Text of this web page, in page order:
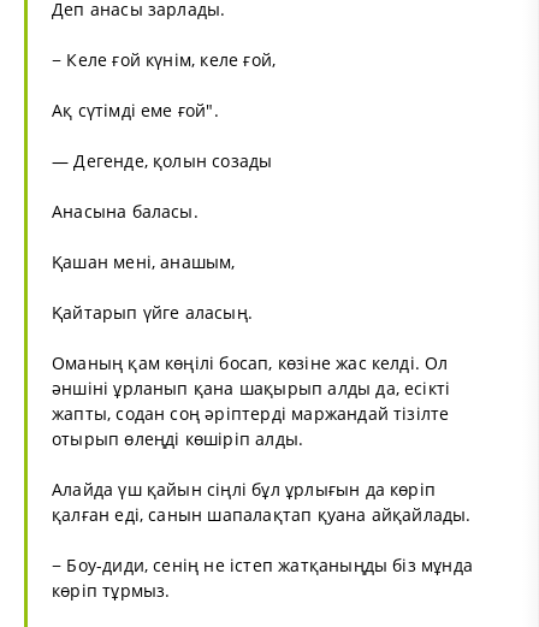
Деп анасы зарлады.
− Келе ғой күнім, келе ғой,
Ақ сүтімді еме ғой".
— Дегенде, қолын созады
Анасына баласы.
Қашан мені, анашым,
Қайтарып үйге аласың.
Оманың қам көңілі босап, көзіне жас келді. Ол
әншіні ұрланып қана шақырып алды да, есікті
жапты, содан соң әріптерді маржандай тізілте
отырып өлеңді көшіріп алды.
Алайда үш қайын сіңлі бұл ұрлығын да көріп
қалған еді, санын шапалақтап қуана айқайлады.
− Боу-диди, сенің не істеп жатқаныңды біз мұнда
көріп тұрмыз.